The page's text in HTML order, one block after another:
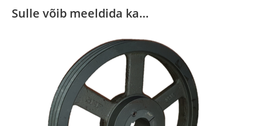
Sulle võib meeldida ka…